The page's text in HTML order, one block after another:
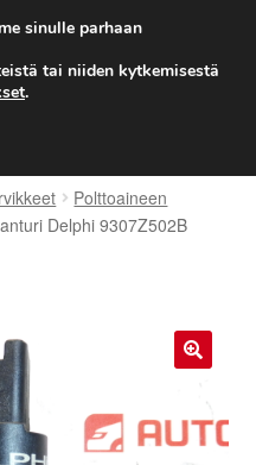
7 EUR
Polttoaineen
Delphi 9307Z502B
sinulle parhaan
tai niiden kytkemisestä
.